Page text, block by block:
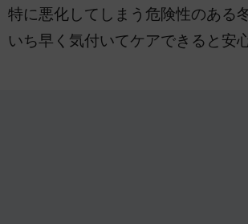
特に悪化してしまう危険性のある
いち早く気付いてケアできると安